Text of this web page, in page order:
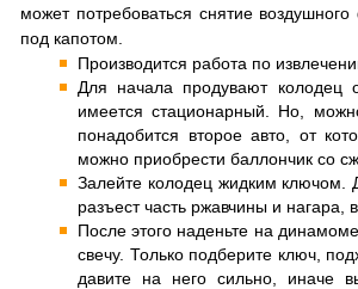
может потребоваться снятие
под капотом.
Производится работа по
Для начала продувают колодец
имеется стационарный. Но,
понадобится второе авто, от
можно приобрести баллончик со
Залейте колодец жидким ключом.
разъест часть ржавчины и нагара,
После этого наденьте на
свечу. Только подберите ключ,
давите на него сильно, иначе